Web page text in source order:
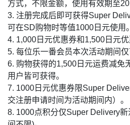
方式，不限金额，使用有效期至
3. 注册完成后即可获得Super
可在SD购物时等值1000日元使用。
4. 1,000日元优惠券和1,500日元优
5. 每位乐一番会员本次活动期间
6. 购物获得的1,500日元运费减免
用户皆可获得。
7. 1000日元优惠券限Super
交注册申请时间为活动期间内）。
8. 1000点积分仅Super Delivery